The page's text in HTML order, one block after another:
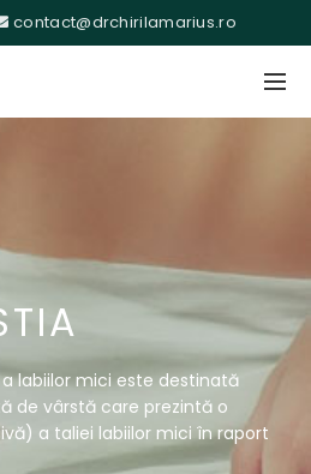
contact@drchirilamarius.ro
labiilor mici este destinată
de vârstă care prezintă o
a taliei labiilor mici în raport